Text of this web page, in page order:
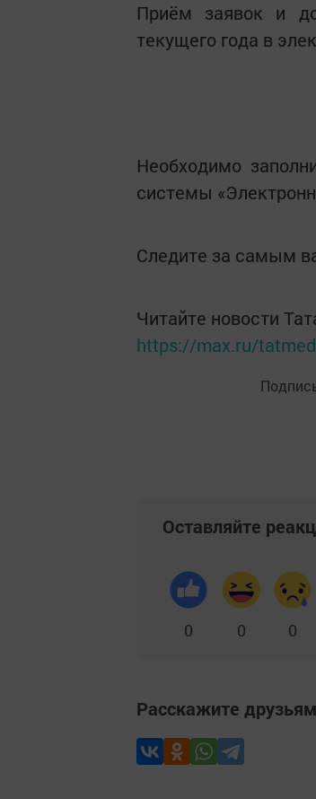
Приём заявок и
текущего года в
Необходимо
системы
Следите за самым
Читайте новости
https://max.ru/
Оставляйте
0 0 0
Расскажите друзьям